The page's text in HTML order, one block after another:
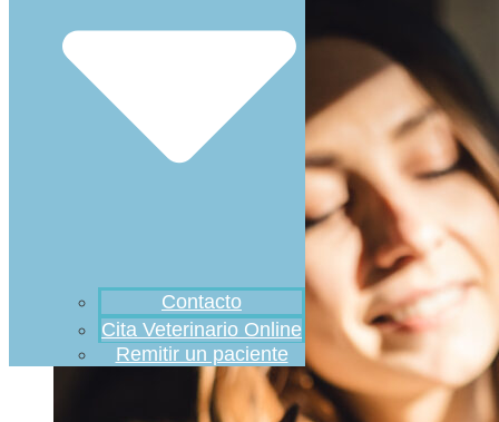
Contacto
Cita Veterinario Online
Remitir un paciente